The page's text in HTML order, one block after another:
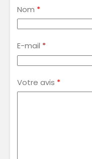
Nom *
E-mail *
Votre avis *